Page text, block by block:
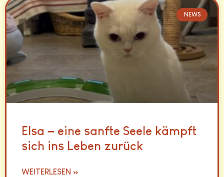
NEWS
Elsa – eine sanfte Seele kämpft
sich ins Leben zurück
WEITERLESEN »